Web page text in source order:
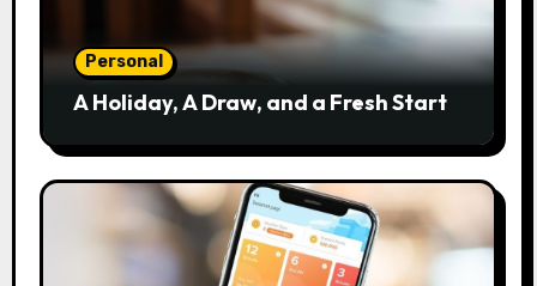
Personal
A Holiday, A Draw, and a Fresh Start